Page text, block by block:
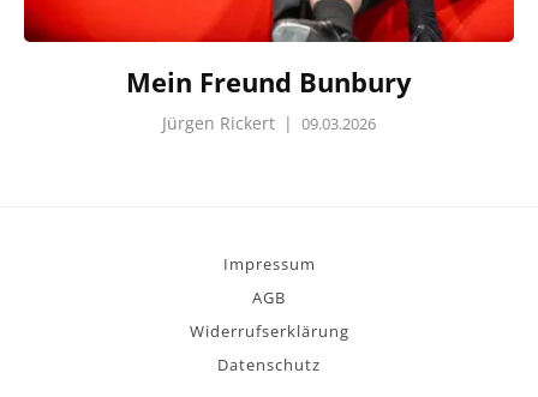
Mein Freund Bunbury
Jürgen Rickert | 09.03.2026
Impressum
AGB
Widerrufserklärung
Datenschutz